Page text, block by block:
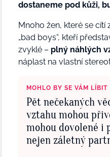
dostaneme pod kůži,
Mnoho žen, které se
„bad boys“, kteří
zvyklé – plný náhlých
náplast na vlastní
MOHLO BY SE VÁM LÍBIT
Pět nečekaných
vztahu mohou
mohou dovolené i
nejen záletný